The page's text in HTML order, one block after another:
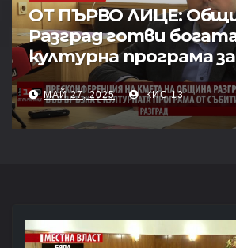
ОТ ПЪРВО ЛИЦЕ:
Разград готви
културна програма
големи през юни
МАЙ 27, 2025 КИС 13